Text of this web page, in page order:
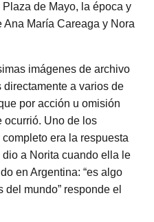
de Mayo, la época y
María Careaga y Nora
imágenes de archivo
a varios de
por acción u omisión
ocurrió. Uno de los
era la respuesta
a Norita cuando ella le
en Argentina: “es algo
mundo” responde el